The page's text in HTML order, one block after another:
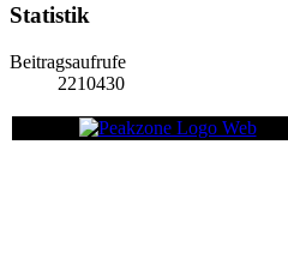
Statistik
Beitragsaufrufe
2210430